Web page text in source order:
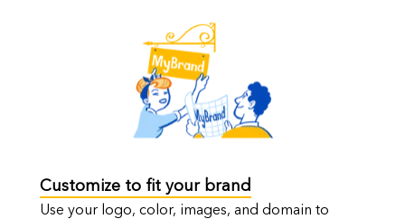
Customize to fit your brand
Use your logo, color, images, and domain to